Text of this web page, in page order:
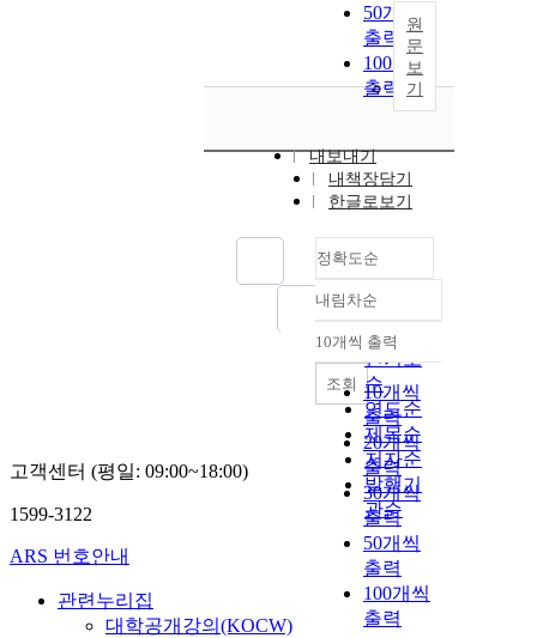
50개씩
출력
100개씩
출력
원
문
보
기
내보내기
내책장담기
한글로보기
정확도순
정확도
순
인기도
순
연도순
제목순
저자순
발행기
관순
내림차순
내림차순
10개씩 출력
10개씩
출력
20개씩
출력
30개씩
출력
50개씩
출력
100개씩
출력
조회
고객센터 (평일: 09:00~18:00)
1599-3122
ARS 번호안내
관련누리집
대학공개강의(KOCW)